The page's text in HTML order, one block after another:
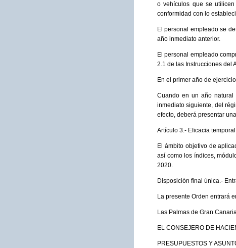
o vehículos que se
conformidad con lo
El personal empleado se
año inmediato anterior.
El personal empleado
2.1 de las Instrucciones del
En el primer año de
Cuando en un año natural
inmediato siguiente, del
efecto, deberá presentar
Artículo 3.- Eficacia
El ámbito objetivo de
así como los índices,
2020.
Disposición final única.-
La presente Orden entrará
Las Palmas de Gran
EL CONSEJERO DE
PRESUPUESTOS Y